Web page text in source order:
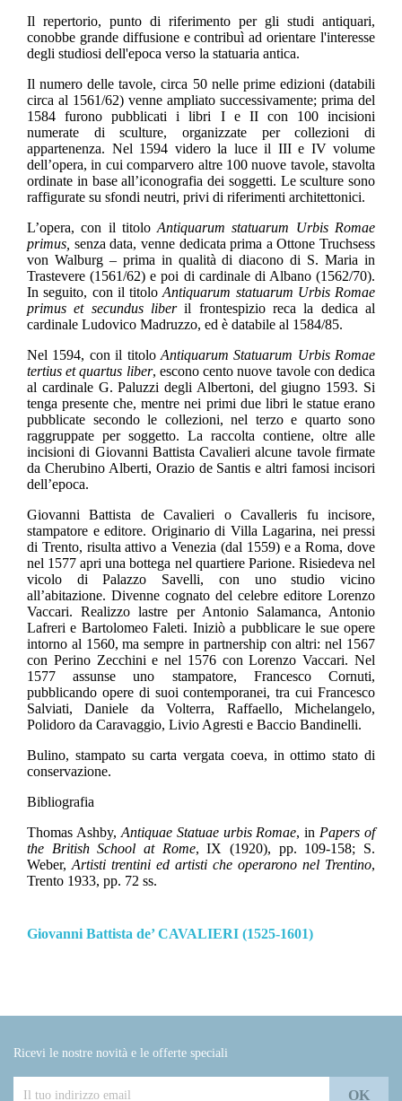
Il repertorio, punto di riferimento per gli studi antiquari,
conobbe grande diffusione e contribuì ad orientare l'interesse
degli studiosi dell'epoca verso la statuaria antica.
Il numero delle tavole, circa 50 nelle prime edizioni (databili
circa al 1561/62) venne ampliato successivamente; prima del
1584 furono pubblicati i libri I e II con 100 incisioni
numerate di sculture, organizzate per collezioni di
appartenenza. Nel 1594 videro la luce il III e IV volume
dell’opera, in cui comparvero altre 100 nuove tavole, stavolta
ordinate in base all’iconografia dei soggetti. Le sculture sono
raffigurate su sfondi neutri, privi di riferimenti architettonici.
L’opera, con il titoloAntiquarum statuarum Urbis Romae
primus, senza data, venne dedicata prima a Ottone Truchsess
von Walburg – prima in qualità di diacono di S. Maria in
Trastevere (1561/62) e poi di cardinale di Albano (1562/70).
In seguito, con il titoloAntiquarum statuarum Urbis Romae
primus et secundus liberil frontespizio reca la dedica al
cardinale Ludovico Madruzzo, ed è databile al 1584/85.
Nel 1594, con il titolo Antiquarum Statuarum Urbis Romae
tertius et quartus liber, escono cento nuove tavole con dedica
al cardinale G. Paluzzi degli Albertoni, del giugno 1593. Si
tenga presente che, mentre nei primi due libri le statue erano
pubblicate secondo le collezioni, nel terzo e quarto sono
raggruppate per soggetto. La raccolta contiene, oltre alle
incisioni di Giovanni Battista Cavalieri alcune tavole firmate
da Cherubino Alberti, Orazio de Santis e altri famosi incisori
dell’epoca.
Giovanni Battista de Cavalieri o Cavalleris fu incisore,
stampatore e editore. Originario di Villa Lagarina, nei pressi
di Trento, risulta attivo a Venezia (dal 1559) e a Roma, dove
nel 1577 apri una bottega nel quartiere Parione. Risiedeva nel
vicolo di Palazzo Savelli, con uno studio vicino
all’abitazione. Divenne cognato del celebre editore Lorenzo
Vaccari. Realizzo lastre per Antonio Salamanca, Antonio
Lafreri e Bartolomeo Faleti. Iniziò a pubblicare le sue opere
intorno al 1560, ma sempre in partnership con altri: nel 1567
con Perino Zecchini e nel 1576 con Lorenzo Vaccari. Nel
1577 assunse uno stampatore, Francesco Cornuti,
pubblicando opere di suoi contemporanei, tra cui Francesco
Salviati, Daniele da Volterra, Raffaello, Michelangelo,
Polidoro da Caravaggio, Livio Agresti e Baccio Bandinelli.
Bulino, stampato su carta vergata coeva, in ottimo stato di
conservazione.
Bibliografia
Thomas Ashby, Antiquae Statuae urbis Romae, in Papers of
the British School at Rome, IX (1920), pp. 109-158; S.
Weber, Artisti trentini ed artisti che operarono nel Trentino,
Trento 1933, pp. 72 ss.
Giovanni Battista de’ CAVALIERI (1525-1601)
Ricevi le nostre novità e le offerte speciali